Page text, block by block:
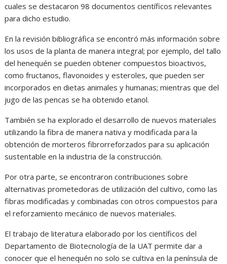
cuales se destacaron 98 documentos científicos relevantes
para dicho estudio.
En la revisión bibliográfica se encontró más información sobre
los usos de la planta de manera integral; por ejemplo, del tallo
del henequén se pueden obtener compuestos bioactivos,
como fructanos, flavonoides y esteroles, que pueden ser
incorporados en dietas animales y humanas; mientras que del
jugo de las pencas se ha obtenido etanol.
También se ha explorado el desarrollo de nuevos materiales
utilizando la fibra de manera nativa y modificada para la
obtención de morteros fibrorreforzados para su aplicación
sustentable en la industria de la construcción.
Por otra parte, se encontraron contribuciones sobre
alternativas prometedoras de utilización del cultivo, como las
fibras modificadas y combinadas con otros compuestos para
el reforzamiento mecánico de nuevos materiales.
El trabajo de literatura elaborado por los científicos del
Departamento de Biotecnología de la UAT permite dar a
conocer que el henequén no solo se cultiva en la península de